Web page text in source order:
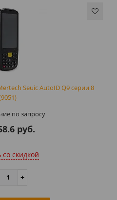
Seuic AutoID Q9 серии 8
по запросу
руб.
cо скидкой